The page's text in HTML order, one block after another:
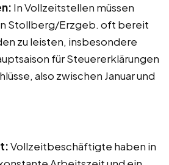
In Vollzeitstellen müssen
Stollberg/Erzgeb. oft bereit
zu leisten, insbesondere
für Steuererklärungen
also zwischen Januar und
Vollzeitbeschäftigte haben in